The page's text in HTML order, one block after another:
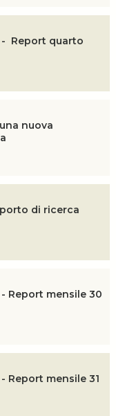
- Report quarto
nuova
di ricerca
Report mensile 30
Report mensile 31